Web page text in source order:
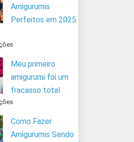
Amigurumis
Perfeitos em 2025
Meu primeiro
amigurumi foi um
fracasso total
Como Fazer
Amigurumis Sendo